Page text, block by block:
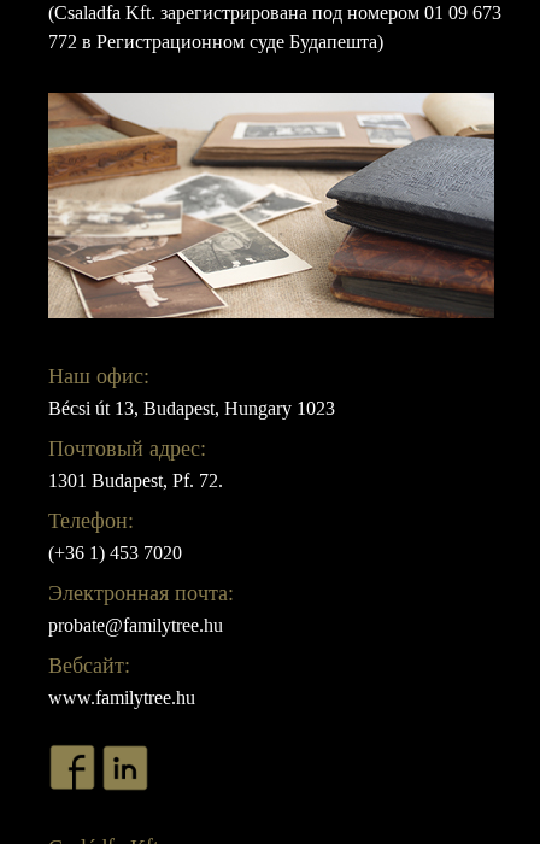
(Csaladfa Kft. зарегистрирована под номером 01 09 673
772 в Регистрационном суде Будапешта)
Наш офис:
Bécsi út 13, Budapest, Hungary 1023
Почтовый адрес:
1301 Budapest, Pf. 72.
Телефон:
(+36 1) 453 7020
Электронная почта:
probate@familytree.hu
Вебсайт:
www.familytree.hu